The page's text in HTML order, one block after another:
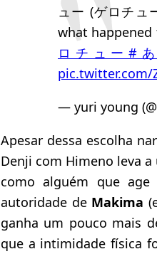
ュー (ゲロチュ
what
ロチュー #
pic.twitter.com/
— yuri young
Apesar dessa escolha
Denji com Himeno leva
como alguém que
autoridade de Makima
ganha um pouco mais
que a intimidade física